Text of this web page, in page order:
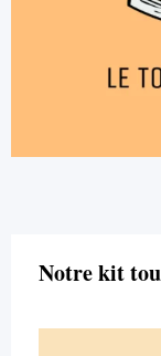
Notre kit